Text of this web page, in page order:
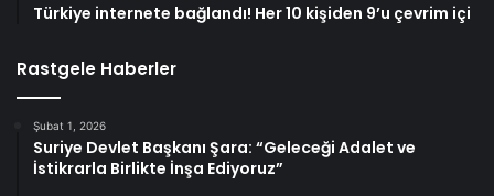
Türkiye internete bağlandı! Her 10 kişiden 9’u çevrim içi
Rastgele Haberler
Şubat 1, 2026
Suriye Devlet Başkanı Şara: “Geleceği Adalet ve
İstikrarla Birlikte İnşa Ediyoruz”